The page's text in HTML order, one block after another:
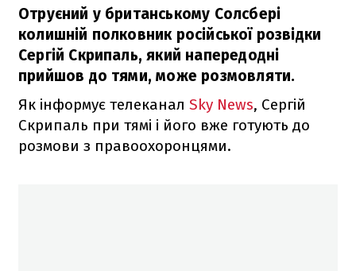
Отруєний у британському Солсбері
колишній полковник російської розвідки
Сергій Скрипаль, який напередодні
прийшов до тями, може розмовляти.
Як інформує телеканал Sky News, Сергій
Скрипаль при тямі і його вже готують до
розмови з правоохоронцями.